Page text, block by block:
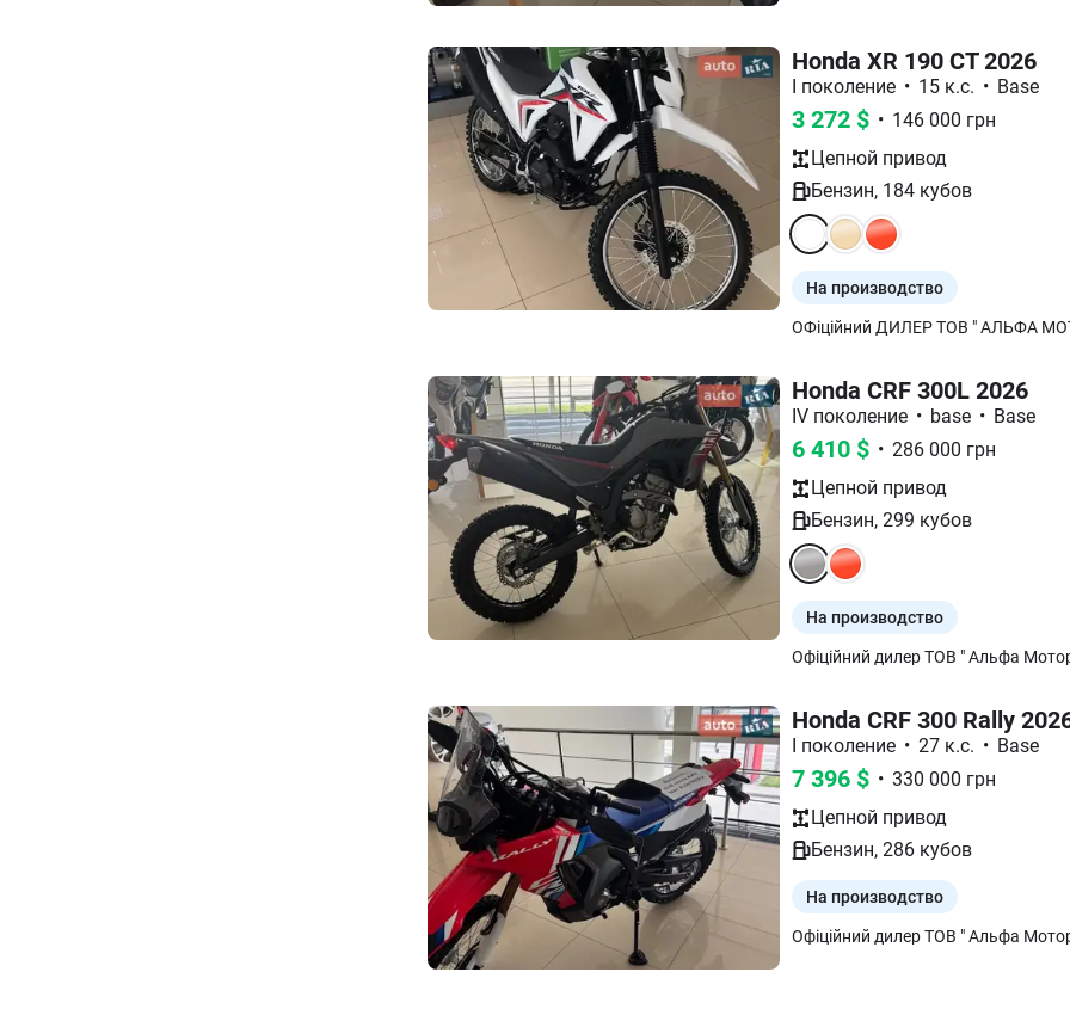
Honda XR 190 CT 2026
I поколение • 15 к.с. • Base
3 272 $ • 146 000 грн
Цепной привод
Бензин, 184 кубов
На производство
ОФіційний ДИЛЕР ТОВ " АЛЬФА
Honda CRF 300L 2026
IV поколение • base • Base
6 410 $ • 286 000 грн
Цепной привод
Бензин, 299 кубов
На производство
Офіційний дилер ТОВ " Альфа
Honda CRF 300 Rally
I поколение • 27 к.с. • Base
7 396 $ • 330 000 грн
Цепной привод
Бензин, 286 кубов
На производство
Офіційний дилер ТОВ " Альфа